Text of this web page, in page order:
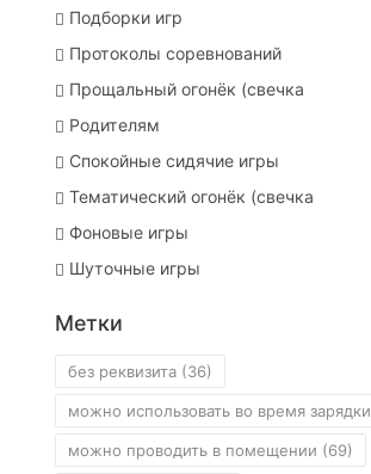
Подборки игр
Протоколы соревнований
Прощальный огонёк (свечка
Родителям
Спокойные сидячие игры
Тематический огонёк (свечка
Фоновые игры
Шуточные игры
Метки
без реквизита(36)
можно использовать во время зарядки
можно проводить в помещении (69)